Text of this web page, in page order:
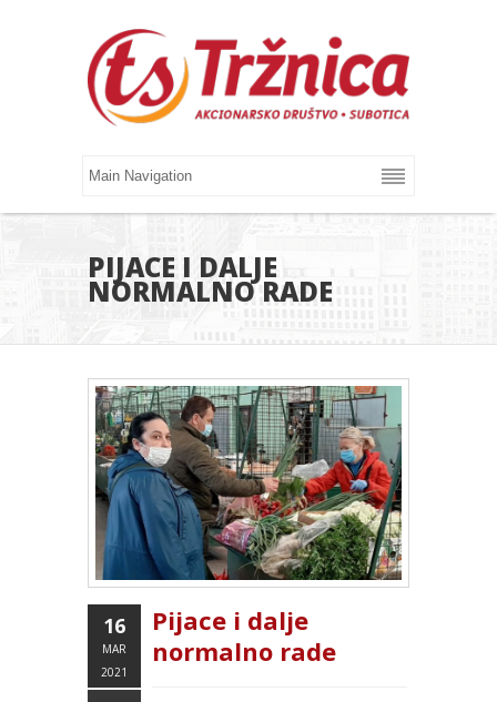
PIJACE I DALJE
NORMALNO RADE
16
MAR
2021
Pijace i dalje
normalno rade